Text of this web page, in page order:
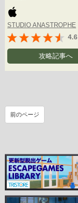
STUDIO ANASTROPHE
4.6
攻略記事へ
前のページ